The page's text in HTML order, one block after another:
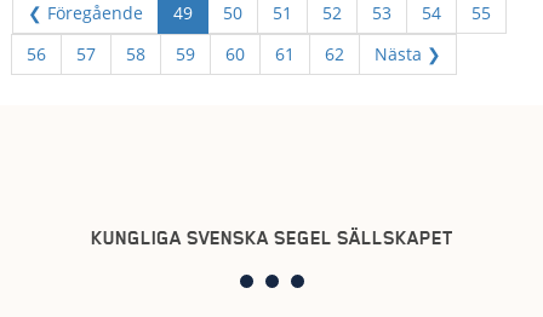
❮ Föregående 49 50 51 52 53 54
55
56
57 58 59 60 61 62 Nästa ❯
KUNGLIGA SVENSKA SEGEL SÄLLSKAPET